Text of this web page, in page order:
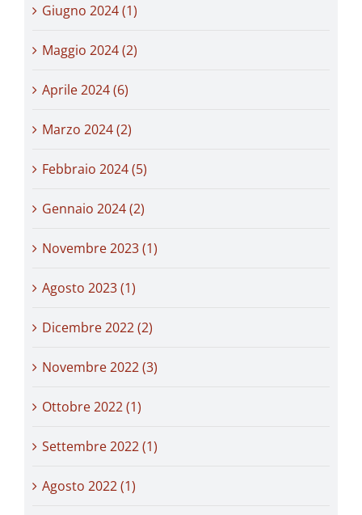
Giugno 2024 (1)
Maggio 2024 (2)
Aprile 2024 (6)
Marzo 2024 (2)
Febbraio 2024 (5)
Gennaio 2024 (2)
Novembre 2023 (1)
Agosto 2023 (1)
Dicembre 2022 (2)
Novembre 2022 (3)
Ottobre 2022 (1)
Settembre 2022 (1)
Agosto 2022 (1)